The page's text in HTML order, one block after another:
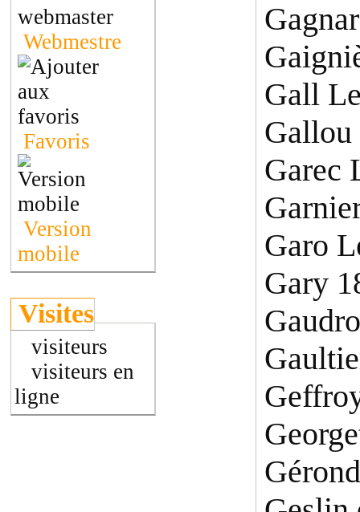
Webmestre
Favoris
Version
mobile
Visites
visiteurs
visiteurs en
ligne
Gall
Gallou
Garec
Garo
Gary